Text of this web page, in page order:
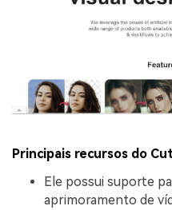
Principais recursos do
Ele possui suporte
aprimoramento de